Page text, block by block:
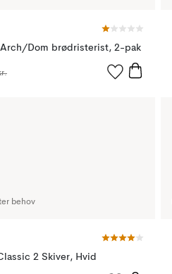
Dom brødristerist, 2-pak
behov
2 Skiver, Hvid